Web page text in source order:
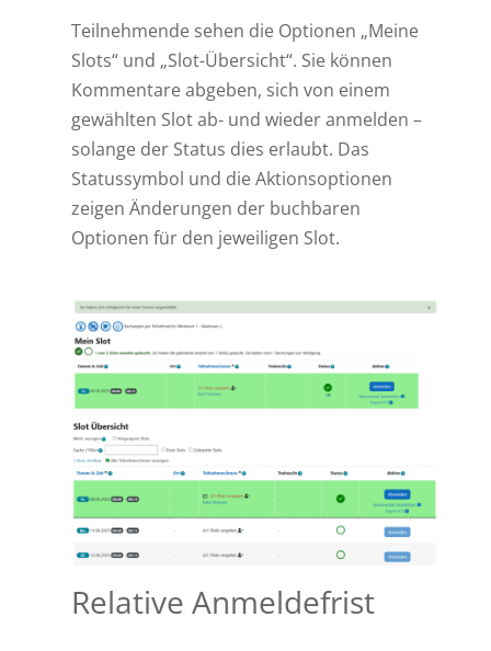
Teilnehmende sehen die Optionen „Meine
Slots“ und „Slot-Übersicht“. Sie können
Kommentare abgeben, sich von einem
gewählten Slot ab- und wieder anmelden –
solange der Status dies erlaubt. Das
Statussymbol und die Aktionsoptionen
zeigen Änderungen der buchbaren
Optionen für den jeweiligen Slot.
Relative Anmeldefrist